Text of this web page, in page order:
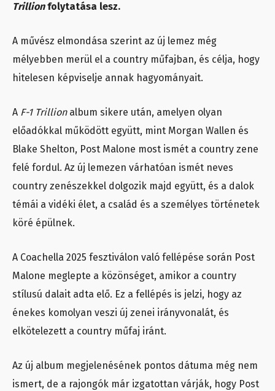
Trillionfolytatása lesz.
A művész elmondása szerint az új lemez még
mélyebben merül el a country műfajban, és célja, hogy
hitelesen képviselje annak hagyományait.
A F-1 Trillionalbum sikere után, amelyen olyan
előadókkal működött együtt, mint Morgan Wallen és
Blake Shelton, Post Malone most ismét a country zene
felé fordul. Az új lemezen várhatóan ismét neves
country zenészekkel dolgozik majd együtt, és a dalok
témái a vidéki élet, a család és a személyes történetek
köré épülnek.
A Coachella 2025 fesztiválon való fellépése során Post
Malone meglepte a közönséget, amikor a country
stílusú dalait adta elő. Ez a fellépés is jelzi, hogy az
énekes komolyan veszi új zenei irányvonalát, és
elkötelezett a country műfaj iránt.
Az új album megjelenésének pontos dátuma még nem
ismert, de a rajongók már izgatottan várják, hogy Post